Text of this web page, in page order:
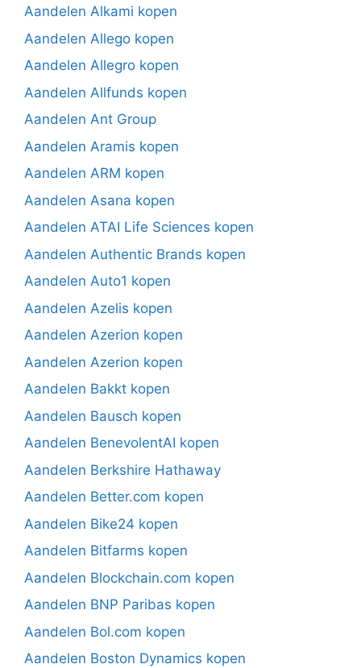
Aandelen Alkami kopen
Aandelen Allego kopen
Aandelen Allegro kopen
Aandelen Allfunds kopen
Aandelen Ant Group
Aandelen Aramis kopen
Aandelen ARM kopen
Aandelen Asana kopen
Aandelen ATAI Life Sciences kopen
Aandelen Authentic Brands kopen
Aandelen Auto1 kopen
Aandelen Azelis kopen
Aandelen Azerion kopen
Aandelen Azerion kopen
Aandelen Bakkt kopen
Aandelen Bausch kopen
Aandelen BenevolentAI kopen
Aandelen Berkshire Hathaway
Aandelen Better.com kopen
Aandelen Bike24 kopen
Aandelen Bitfarms kopen
Aandelen Blockchain.com kopen
Aandelen BNP Paribas kopen
Aandelen Bol.com kopen
Aandelen Boston Dynamics kopen